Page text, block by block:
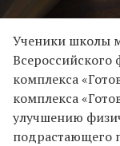
Ученики школы
Всероссийского
комплекса
комплекса
улучшению
подрастающего